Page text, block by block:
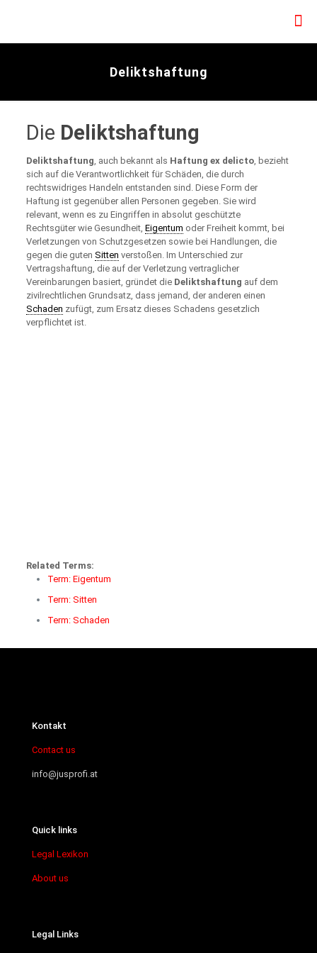
Deliktshaftung
Die Deliktshaftung
Deliktshaftung, auch bekannt als Haftung ex delicto, bezieht
sich auf die Verantwortlichkeit für Schäden, die durch
rechtswidriges Handeln entstanden sind. Diese Form der
Haftung ist gegenüber allen Personen gegeben. Sie wird
relevant, wenn es zu Eingriffen in absolut geschützte
Rechtsgüter wie Gesundheit, Eigentum oder Freiheit kommt, bei
Verletzungen von Schutzgesetzen sowie bei Handlungen, die
gegen die guten Sitten verstoßen. Im Unterschied zur
Vertragshaftung, die auf der Verletzung vertraglicher
Vereinbarungen basiert, gründet die Deliktshaftung auf dem
zivilrechtlichen Grundsatz, dass jemand, der anderen einen
Schaden zufügt, zum Ersatz dieses Schadens gesetzlich
verpflichtet ist.
Related Terms:
Term: Eigentum
Term: Sitten
Term: Schaden
Kontakt
Contact us
info@jusprofi.at
Quick links
Legal Lexikon
About us
Legal Links